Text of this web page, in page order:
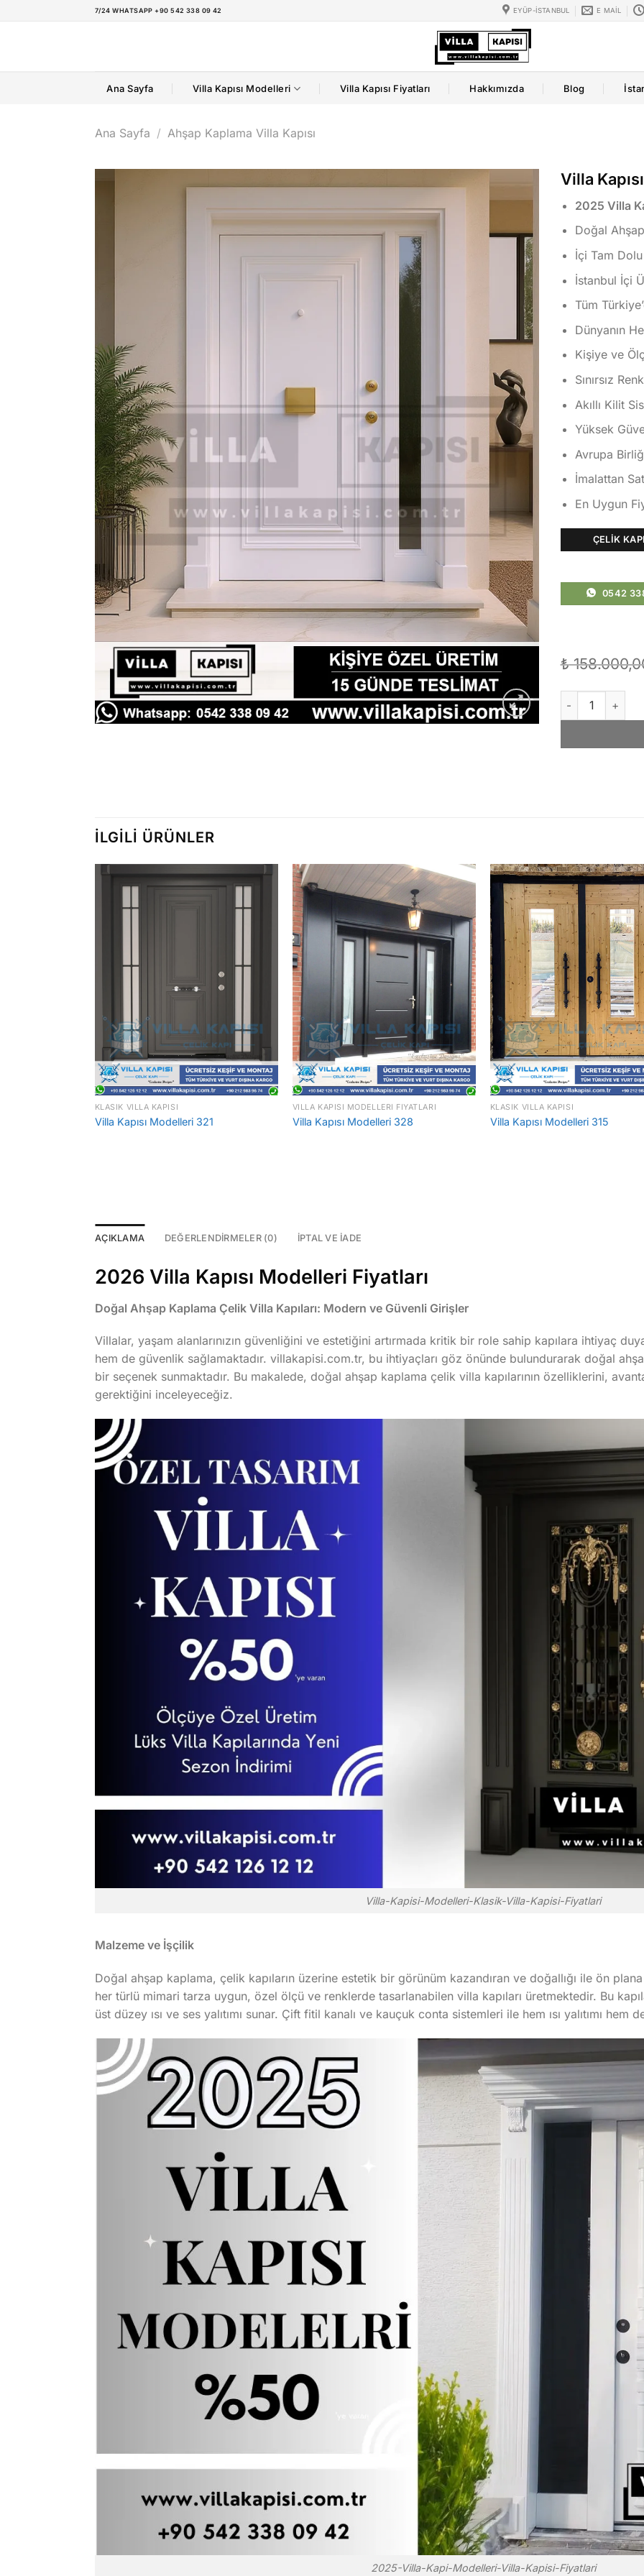
7/24 WHATSAPP +90 542 338 09 42 EYÜP-İSTANBUL E MAIL
Ana Sayfa Villa Kapısı Modelleri Villa Kapısı Fiyatları Hakkımızda Blog
Ana Sayfa / Ahşap Kaplama Villa Kapısı
Villa
2025 Villa
Doğal
İçi Tam
İstanbul İçi
Tüm
Dünyanın
Kişiye ve
Sınırsız
Akıllı Kilit
Yüksek
Avrupa
İmalattan
En Uygun
ÇELIK
0542
₺
Villa Kapısı
İLGILI ÜRÜNLER
KLASIK VILLA KAPISI
Villa Kapısı Modelleri 321
VILLA KAPISI MODELLERI FIYATLARI
Villa Kapısı Modelleri 328
KLASIK VILLA KAPISI
Villa Kapısı Modelleri 315
AÇIKLAMA DEĞERLENDIRMELER (0) İPTAL VE İADE
2026 Villa Kapısı Modelleri Fiyatları
Doğal Ahşap Kaplama Çelik Villa Kapıları: Modern ve Güvenli Girişler
Villalar, yaşam alanlarınızın güvenliğini ve estetiğini artırmada kritik bir role sahip kapılara ihtiyaç
hem de güvenlik sağlamaktadır. villakapisi.com.tr, bu ihtiyaçları göz önünde bulundurarak doğal
bir seçenek sunmaktadır. Bu makalede, doğal ahşap kaplama çelik villa kapılarının özelliklerini,
gerektiğini inceleyeceğiz.
Villa-Kapisi-Modelleri-Klasik-Villa-Kapisi-Fiyatlari
Malzeme ve İşçilik
Doğal ahşap kaplama, çelik kapıların üzerine estetik bir görünüm kazandıran ve doğallığı ile ön
her türlü mimari tarza uygun, özel ölçü ve renklerde tasarlanabilen villa kapıları üretmektedir. Bu
üst düzey ısı ve ses yalıtımı sunar. Çift fitil kanalı ve kauçuk conta sistemleri ile hem ısı yalıtımı
2025-Villa-Kapi-Modelleri-Villa-Kapisi-Fiyatlari